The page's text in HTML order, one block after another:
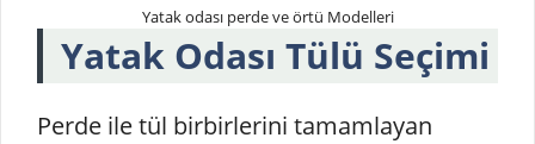
Yatak odası perde ve örtü Modelleri
Yatak Odası Tülü Seçimi
Perde ile tül birbirlerini tamamlayan